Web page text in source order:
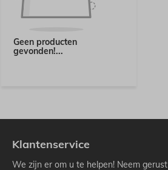
Geen producten
gevonden!...
Klantenservice
We zijn er om u te helpen! Neem gerust